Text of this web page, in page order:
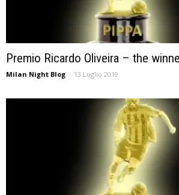
Premio Ricardo Oliveira – the
Milan Night Blog - 13 Luglio 2019